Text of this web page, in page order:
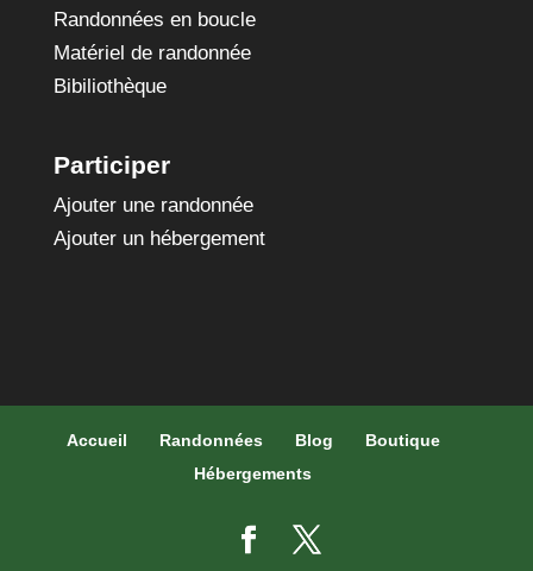
Randonnées en boucle
Matériel de randonnée
Bibiliothèque
Participer
Ajouter une randonnée
Ajouter un hébergement
Accueil Randonnées Blog
Boutique
Hébergements